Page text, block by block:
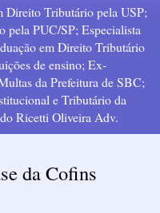
Direito Tributário pela USP;
pela PUC/SP; Especialista
em Direito Tributário
de ensino; Ex-
da Prefeitura de SBC;
e Tributário da
Ricetti Oliveira Adv.
da Cofins